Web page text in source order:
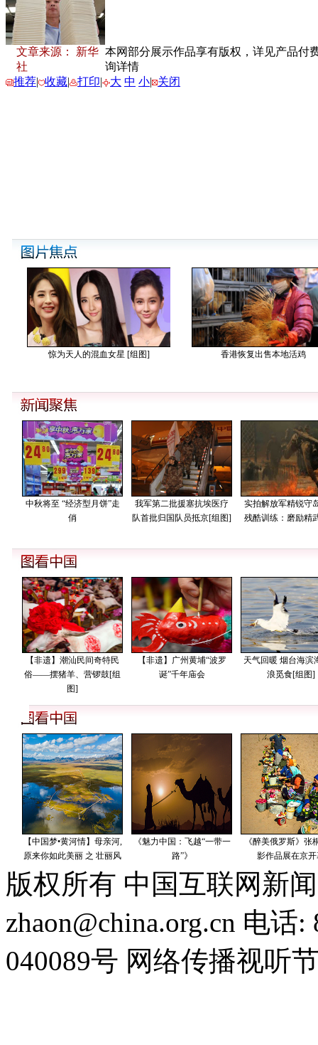
文章来源： 新华
社
本网部分展示作品享有版权，详见产品付
询详情
推荐| 收藏| 打印| 大 中 小| 关闭
版权所有 中国互联网新
zhaon@china.org.cn 电话
040089号 网络传播视听